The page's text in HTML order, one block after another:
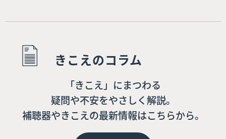
きこえのコラム
「きこえ」にまつわる
疑問や不安をやさしく解説。
補聴器やきこえの最新情報はこちらから。